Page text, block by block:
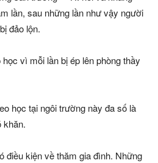
lần, sau những lần như vậy người
đảo lộn.
vì mỗi lần bị ép lên phòng thầy
học tại ngôi trường này đa số là
khăn.
điều kiện về thăm gia đình. Những